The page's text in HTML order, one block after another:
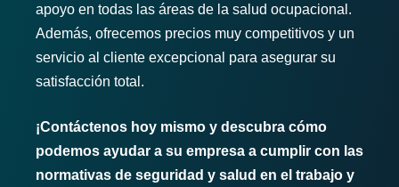
apoyo en todas las áreas de la salud ocupacional.
Además, ofrecemos precios muy competitivos y un
servicio al cliente excepcional para asegurar su
satisfacción total.
¡Contáctenos hoy mismo y descubra cómo
podemos ayudar a su empresa a cumplir con las
normativas de seguridad y salud en el trabajo y